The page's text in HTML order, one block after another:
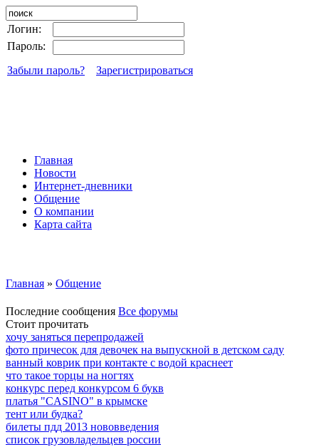
Логин:
Пароль:
Забыли пароль?
Зарегистрироваться
Главная
Новости
Интернет-дневники
Общение
О компании
Карта сайта
Главная » Общение
Последние сообщения Все форумы
Стоит прочитать
хочу заняться перепродажей
фото причесок для девочек на выпускной в детском саду
ванный коврик при контакте с водой краснеет
что такое торцы на ногтях
конкурс перед конкурсом 6 букв
платья "CASINO" в крымске
тент или будка?
билеты пдд 2013 нововведения
список грузовладельцев россии